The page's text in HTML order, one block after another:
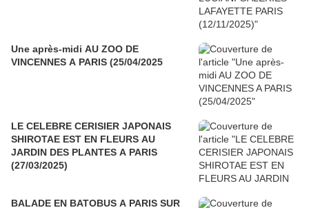
Une après-midi AU ZOO DE
VINCENNES A PARIS (25/04/2025
LE CELEBRE CERISIER JAPONAIS
SHIROTAE EST EN FLEURS AU
JARDIN DES PLANTES A PARIS
(27/03/2025)
BALADE EN BATOBUS A PARIS SUR